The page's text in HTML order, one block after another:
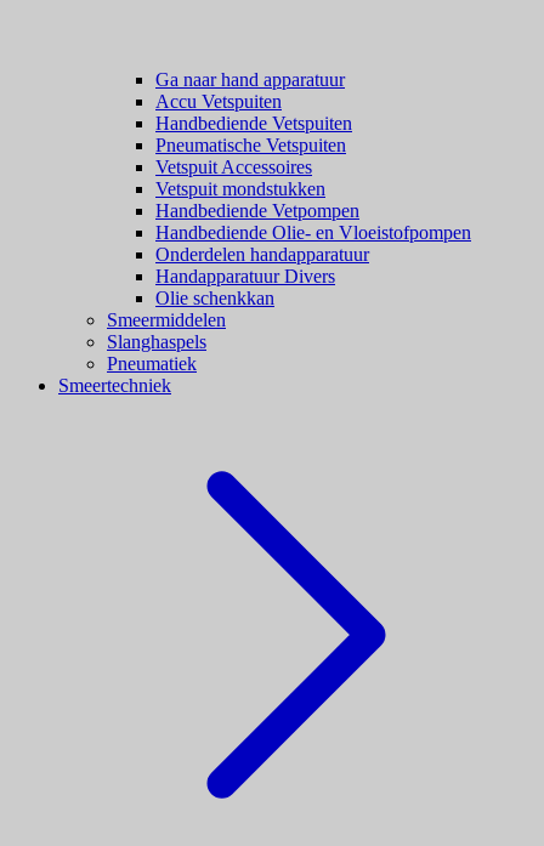
Ga naar hand apparatuur
Accu Vetspuiten
Handbediende Vetspuiten
Pneumatische Vetspuiten
Vetspuit Accessoires
Vetspuit mondstukken
Handbediende Vetpompen
Handbediende Olie- en Vloeistofpompen
Onderdelen handapparatuur
Handapparatuur Divers
Olie schenkkan
Smeermiddelen
Slanghaspels
Pneumatiek
Smeertechniek